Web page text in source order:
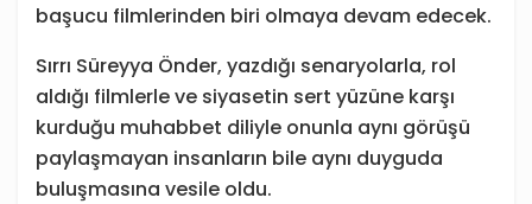
başucu filmlerinden biri olmaya devam edecek.
Sırrı Süreyya Önder, yazdığı senaryolarla, rol
aldığı filmlerle ve siyasetin sert yüzüne karşı
kurduğu muhabbet diliyle onunla aynı görüşü
paylaşmayan insanların bile aynı duyguda
buluşmasına vesile oldu.